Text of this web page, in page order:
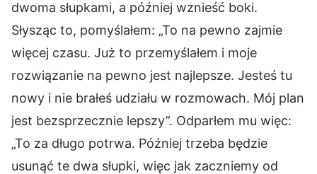
dwoma słupkami, a później wznieść boki.
Słysząc to, pomyślałem: „To na pewno zajmie
więcej czasu. Już to przemyślałem i moje
rozwiązanie na pewno jest najlepsze. Jesteś tu
nowy i nie brałeś udziału w rozmowach. Mój plan
jest bezsprzecznie lepszy”. Odparłem mu więc:
„To za długo potrwa. Później trzeba będzie
usunąć te dwa słupki, więc jak zaczniemy od